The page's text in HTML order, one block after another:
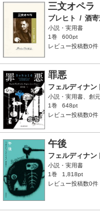
三文オペラ
ブレヒト / 酒
小説・実用書
1巻
600pt
レビュー投稿数0件
罪悪
フェルディナン
小説・実用書、創
1巻
648pt
レビュー投稿数0件
午後
フェルディナン
小説・実用書
1巻
1,818pt
レビュー投稿数0件